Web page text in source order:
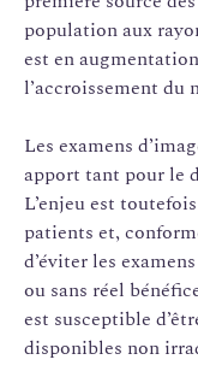
population aux
est en
l’accroissement du
Les examens
apport tant pour le
L’enjeu est toutefois
patients et,
d’éviter les
ou sans réel
est susceptible
disponibles non